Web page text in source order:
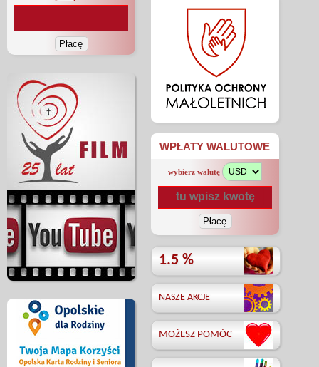
WPŁATY WALUTOWE
wybierz walutę
1.5 %
NASZE AKCJE
MOŻESZ POMÓC